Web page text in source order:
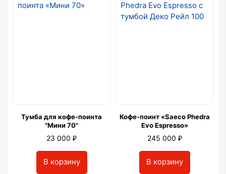
Тумба для кофе-поинта
"Мини 70"
23 000 ₽
В корзину
Кофе-поинт «Saeco Phedra
Evo Espresso»
245 000 ₽
В корзину